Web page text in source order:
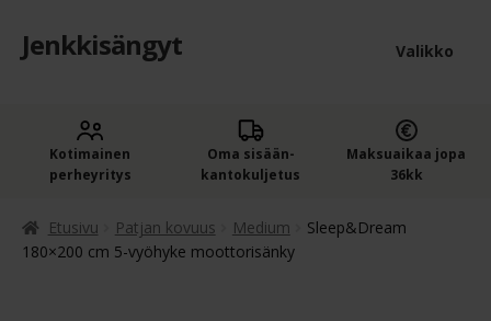
Siirry
navigointiin
Siirry
sisältöön
Jenkkisängyt Valikko
Jenkkisängyt
Oheistuotteet
Kotimainen
perheyritys
Oma sisään­
kantokuljetus
Maksuaikaa jopa
36kk
Etusivu Patjan kovuus Medium
Sleep&Dream
180×200 cm 5-vyöhyke moottorisänky